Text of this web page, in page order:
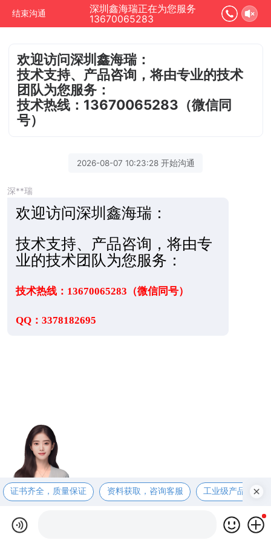
结束沟通
深圳鑫海瑞正在为您服务
13670065283
欢迎访问深圳鑫海瑞：
技术支持、产品咨询，将由专业的技术
团队为您服务：
技术热线：13670065283（微信同
号）
2026-08-07 10:23:28 开始沟通
深**瑞
欢迎访问深圳鑫海瑞：
技术支持、产品咨询，将由专
业的技术团队为您服务：
技术热线：13670065283（微信同号）
QQ：3378182695
证书齐全，质量保证 资料获取，咨询客服 工业级产品，售